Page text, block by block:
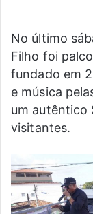
No último
Filho foi
fundado em
e música
um autêntico
visitantes.